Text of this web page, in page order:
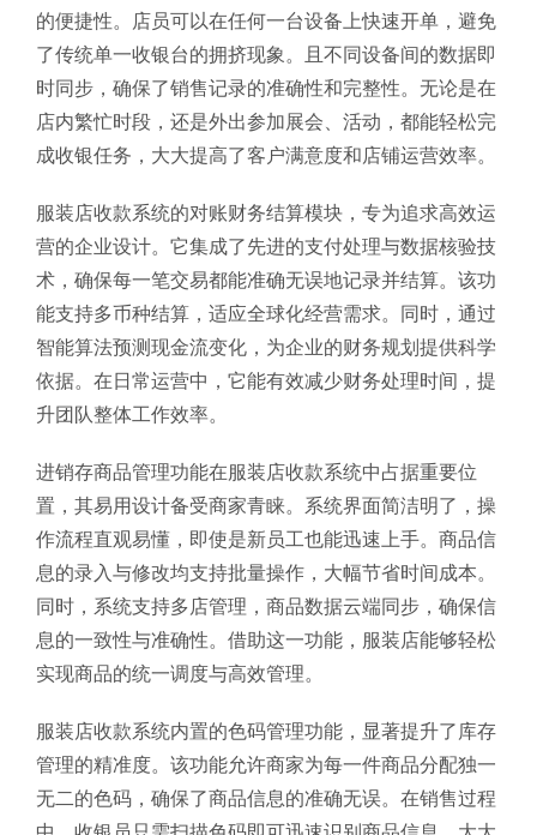
的便捷性。店员可以在任何一台设备上快速开单，避免
了传统单一收银台的拥挤现象。且不同设备间的数据即
时同步，确保了销售记录的准确性和完整性。无论是在
店内繁忙时段，还是外出参加展会、活动，都能轻松完
成收银任务，大大提高了客户满意度和店铺运营效率。
服装店收款系统的对账财务结算模块，专为追求高效运
营的企业设计。它集成了先进的支付处理与数据核验技
术，确保每一笔交易都能准确无误地记录并结算。该功
能支持多币种结算，适应全球化经营需求。同时，通过
智能算法预测现金流变化，为企业的财务规划提供科学
依据。在日常运营中，它能有效减少财务处理时间，提
升团队整体工作效率。
进销存商品管理功能在服装店收款系统中占据重要位
置，其易用设计备受商家青睐。系统界面简洁明了，操
作流程直观易懂，即使是新员工也能迅速上手。商品信
息的录入与修改均支持批量操作，大幅节省时间成本。
同时，系统支持多店管理，商品数据云端同步，确保信
息的一致性与准确性。借助这一功能，服装店能够轻松
实现商品的统一调度与高效管理。
服装店收款系统内置的色码管理功能，显著提升了库存
管理的精准度。该功能允许商家为每一件商品分配独一
无二的色码，确保了商品信息的准确无误。在销售过程